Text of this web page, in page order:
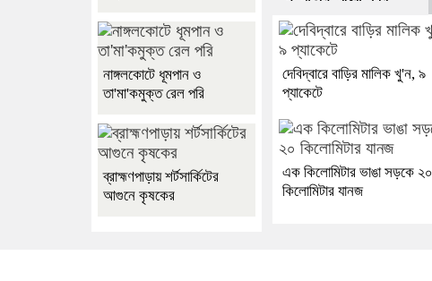
দেবিদ্বারে বাড়ির মালিক খু'ন, ৯
প্যাকেটে
এক কিলোমিটার ভাঙা সড়কে ২০
কিলোমিটার যানজ
নাঙ্গলকোটে ধূমপান ও
তা'মা'কমুক্ত রেল পরি
ব্রাহ্মণপাড়ায় শর্টসার্কিটের
আগুনে কৃষকের